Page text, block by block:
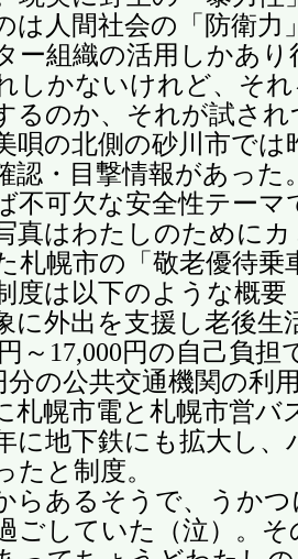
は人間社会の「防衛力
ー組織の活用しかあり
しかないけれど、そ
るのか、それが試さ
唄の北側の砂川市では
認・目撃情報があった
不可欠な安全性テーマ
真はわたしのためにカ
札幌市の「敬老優待乗
は以下のような概要
に外出を支援し老後
～17,000円の自己負担
分の公共交通機関の利
札幌市電と札幌市営バ
に地下鉄にも拡大し、
たと制度。
らあるそうで、うかつ
ごしていた（泣）。